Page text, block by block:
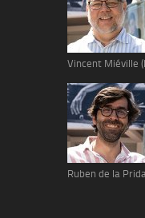
Vincent Miéville
Ruben de la